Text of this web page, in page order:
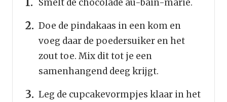
Smelt de chocolade au-bain-marie.
Doe de pindakaas in een kom en
voeg daar de poedersuiker en het
zout toe. Mix dit tot je een
samenhangend deeg krijgt.
Leg de cupcakevormpjes klaar in het